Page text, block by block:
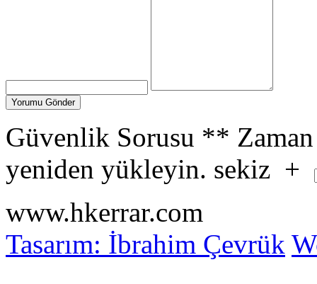
Güvenlik Sorusu **
yeniden yükleyin. sekiz +
www.hkerrar.com
Tasarım: İbrahim Çevrük